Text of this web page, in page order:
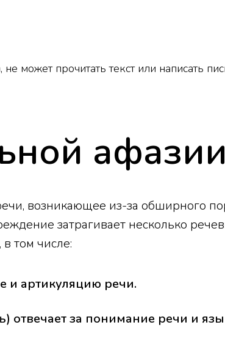
может прочитать текст или написать
афазии
возникающее из-за обширного
затрагивает несколько
том числе:
и артикуляцию речи.
отвечает за понимание речи и